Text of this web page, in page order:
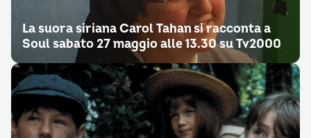
La suora siriana Carol Tahan si racconta a
Soul sabato 27 maggio alle 13.30 su Tv2000